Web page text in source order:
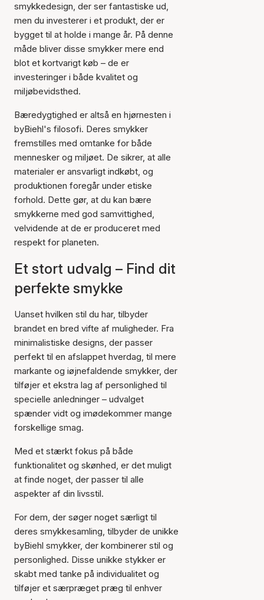
smykkedesign, der ser fantastiske ud,
men du investerer i et produkt, der er
bygget til at holde i mange år. På denne
måde bliver disse smykker mere end
blot et kortvarigt køb – de er
investeringer i både kvalitet og
miljøbevidsthed.
Bæredygtighed er altså en hjørnesten i
byBiehl's filosofi. Deres smykker
fremstilles med omtanke for både
mennesker og miljøet. De sikrer, at alle
materialer er ansvarligt indkøbt, og
produktionen foregår under etiske
forhold. Dette gør, at du kan bære
smykkerne med god samvittighed,
velvidende at de er produceret med
respekt for planeten.
Et stort udvalg – Find dit
perfekte smykke
Uanset hvilken stil du har, tilbyder
brandet en bred vifte af muligheder. Fra
minimalistiske designs, der passer
perfekt til en afslappet hverdag, til mere
markante og iøjnefaldende smykker, der
tilføjer et ekstra lag af personlighed til
specielle anledninger – udvalget
spænder vidt og imødekommer mange
forskellige smag.
Med et stærkt fokus på både
funktionalitet og skønhed, er det muligt
at finde noget, der passer til alle
aspekter af din livsstil.
For dem, der søger noget særligt til
deres smykkesamling, tilbyder de unikke
byBiehl smykker, der kombinerer stil og
personlighed. Disse unikke stykker er
skabt med tanke på individualitet og
tilføjer et særpræget præg til enhver